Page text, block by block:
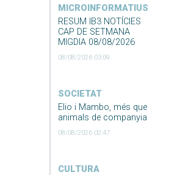
MICROINFORMATIUS
RESUM IB3 NOTÍCIES
CAP DE SETMANA
MIGDIA 08/08/2026
08/08/2026 03:09
SOCIETAT
Elio i Mambo, més que
animals de companyia
08/08/2026 02:47
CULTURA